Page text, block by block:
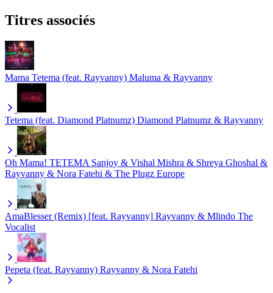
Titres associés
Mama Tetema (feat. Rayvanny) Maluma & Rayvanny
Tetema (feat. Diamond Platnumz) Diamond Platnumz & Rayvanny
Oh Mama! TETEMA Sanjoy & Vishal Mishra & Shreya Ghoshal &
Rayvanny & Nora Fatehi & The Plugz Europe
AmaBlesser (Remix) [feat. Rayvanny] Rayvanny & Mlindo The
Vocalist
Pepeta (feat. Rayvanny) Rayvanny & Nora Fatehi